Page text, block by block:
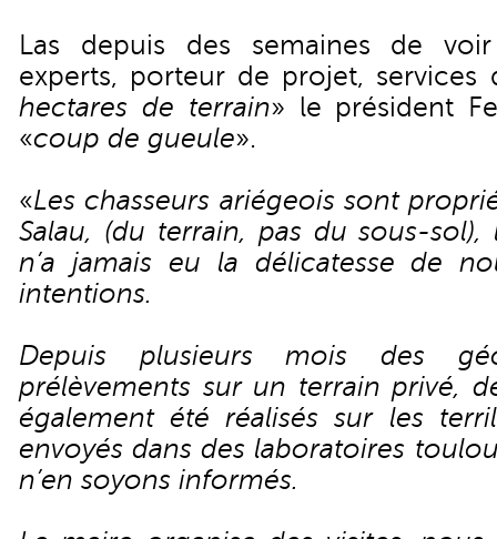
Las depuis des semaines de
experts, porteur de projet, services
hectares de terrain» le président
«coup de gueule».
«Les chasseurs ariégeois sont
Salau, (du terrain, pas du sous-
n’a jamais eu la délicatesse de
intentions.
Depuis plusieurs mois des
prélèvements sur un terrain privé,
également été réalisés sur les
envoyés dans des laboratoires
n’en soyons informés.